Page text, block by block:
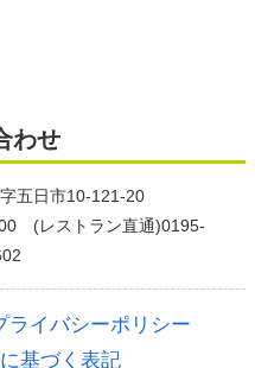
わせ
五日市10-121-20
(レストラン直通)0195-
ライバシーポリシー
基づく表記